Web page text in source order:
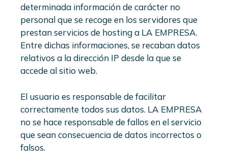
determinada información de carácter no
personal que se recoge en los servidores que
prestan servicios de hosting a LA EMPRESA.
Entre dichas informaciones, se recaban datos
relativos a la dirección IP desde la que se
accede al sitio web.
El usuario es responsable de facilitar
correctamente todos sus datos. LA EMPRESA
no se hace responsable de fallos en el servicio
que sean consecuencia de datos incorrectos o
falsos.